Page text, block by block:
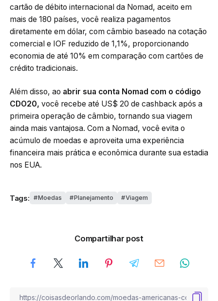
cartão de débito internacional da Nomad, aceito em
mais de 180 países, você realiza pagamentos
diretamente em dólar, com câmbio baseado na cotação
comercial e IOF reduzido de 1,1%, proporcionando
economia de até 10% em comparação com cartões de
crédito tradicionais.
Além disso, ao abrir sua conta Nomad com o código
CDO20, você recebe até US$ 20 de cashback após a
primeira operação de câmbio, tornando sua viagem
ainda mais vantajosa. Com a Nomad, você evita o
acúmulo de moedas e aproveita uma experiência
financeira mais prática e econômica durante sua estadia
nos EUA.
Tags: Moedas Planejamento Viagem
Compartilhar post